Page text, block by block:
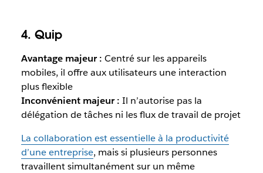
4. Quip
Avantage majeur : Centré sur les appareils
mobiles, il offre aux utilisateurs une interaction
plus flexible
Inconvénient majeur : Il n’autorise pas la
délégation de tâches ni les flux de travail de projet
La collaboration est essentielle à la productivité
d’une entreprise, mais si plusieurs personnes
travaillent simultanément sur un même